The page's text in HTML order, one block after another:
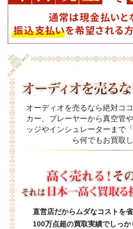
オーディオを売るなら絶対コ
カー、プレーヤーから真空管
ッジやインシュレーターまで
ら何でもお買取
直営店だからムダなコストを
100万点超の買取実績でしっか